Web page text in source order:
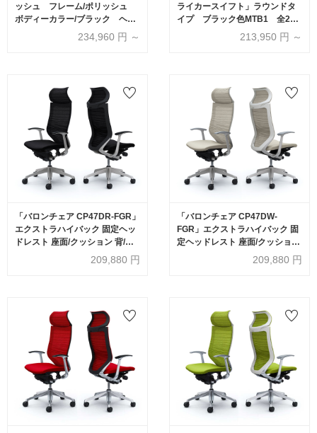
ッシュ フレーム/ポリッシュ
ボディーカラー/ブラック ヘッ
ドレスト無し 張地全13色 ラ
ンバーサポート有・無【受注生
234,960 円 ～
ライカースイフト」ラウンドタ
イプ ブラック色MTB1 全2サ
イズ【受注生産品】okamura(オ
213,950 円 ～
「バロンチェア CP47DR-FGR」
エクストラハイバック 固定ヘッ
ドレスト 座面/クッション 背/グ
ラデーションサポートメッシュ
フレーム/シルバー ボディーカラ
209,880 円
「バロンチェア CP47DW-
FGR」エクストラハイバック 固
定ヘッドレスト 座面/クッション
背/グラデーションサポートメッ
シュ フレーム/シルバー ボディー
209,880 円